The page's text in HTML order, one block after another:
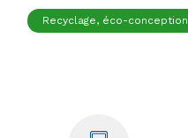
Recyclage, éco-conception